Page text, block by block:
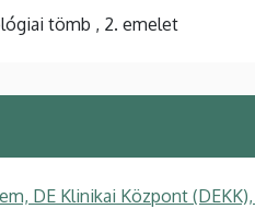
tömb , 2. emelet
DE Klinikai Központ